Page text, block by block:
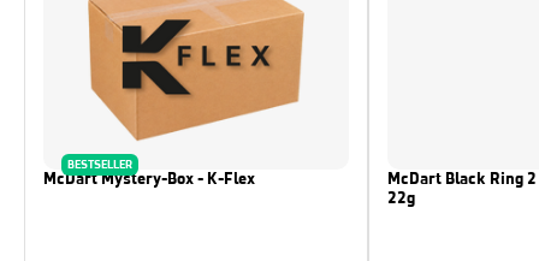
BESTSELLER
McDart Mystery-Box - K-Flex
McDart Black Ring
22g